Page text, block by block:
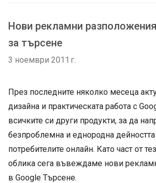
Нови рекламни
за търсене
3 ноември 2011 г.
През последните няколко месеца
дизайна и практическата работа с
всичките си други продукти, за да
безпроблемна и еднородна
потребителите онлайн. Като част от
облика сега въвеждаме нови
в Google Търсене.